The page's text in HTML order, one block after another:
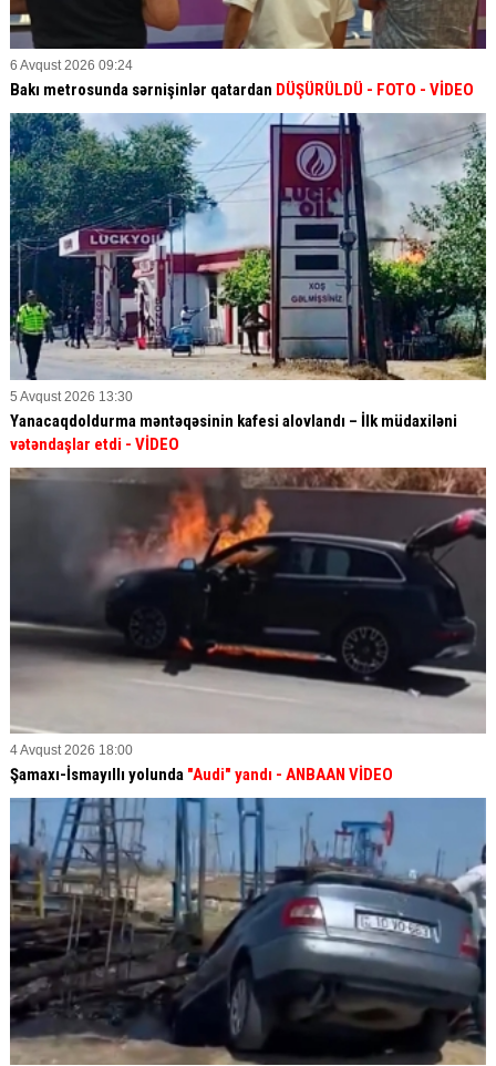
6 Avqust 2026 09:24
Bakı metrosunda sərnişinlər qatardan DÜŞÜRÜLDÜ - FOTO - VİDEO
5 Avqust 2026 13:30
Yanacaqdoldurma məntəqəsinin kafesi alovlandı – İlk müdaxiləni
vətəndaşlar etdi - VİDEO
4 Avqust 2026 18:00
Şamaxı-İsmayıllı yolunda "Audi" yandı - ANBAAN VİDEO